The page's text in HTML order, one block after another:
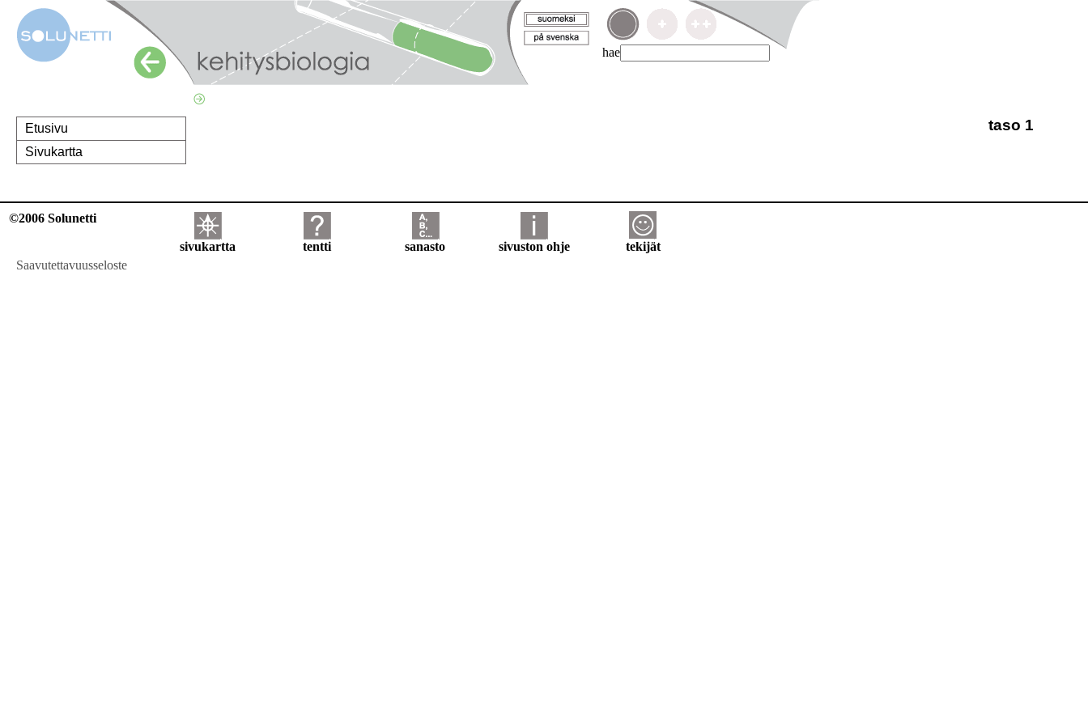
hae
Etusivu
Sivukartta
taso 1
©2006 Solunetti
sivukartta tentti sanasto sivuston ohje
tekijät
Saavutettavuusseloste